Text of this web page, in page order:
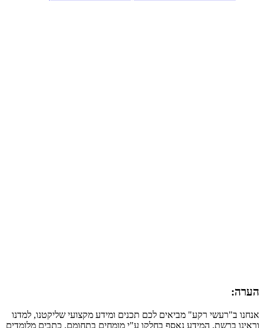
הערה:
אנחנו ב"רעשי רקע" מביאים לכם תכנים ומידע מקצועי שליקטנו, למדנו
וראינו ברשת. המידע נאסף בחלקו ע"י מומחים בתחומם, כתבים מלומדים